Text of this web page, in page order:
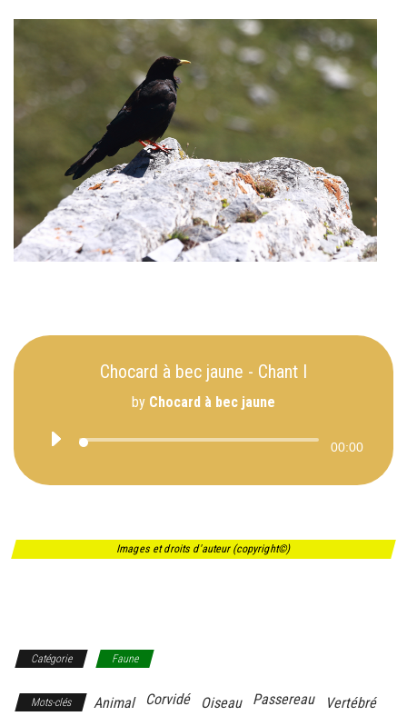
Chocard à bec jaune - Chant I
by Chocard à bec jaune
00:00
Images et droits d'auteur (copyright©)
Catégorie Faune
Mots-clés Animal Corvidé Oiseau Passereau Vertébré